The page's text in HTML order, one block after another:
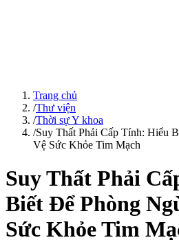
Trang chủ
/Thư viện
/Thời sự Y khoa
/Suy Thất Phải Cấp Tính: Hiểu
Vệ Sức Khỏe Tim Mạch
Suy Thất Phải
Biết Để Phòng
Sức Khỏe Tim